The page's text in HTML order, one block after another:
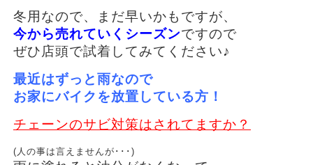
冬用なので、まだ早いかもですが、
今から売れていくシーズンですので
ぜひ店頭で試着してみてください♪
最近はずっと雨なので
お家にバイクを放置している方！
チェーンのサビ対策はされてますか？
(人の事は言えませんが･･･)